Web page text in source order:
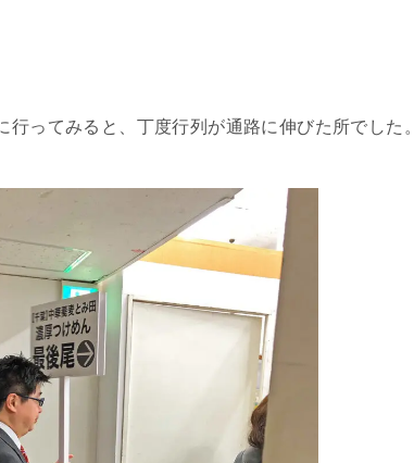
行ってみると、丁度行列が通路に伸びた所でした。